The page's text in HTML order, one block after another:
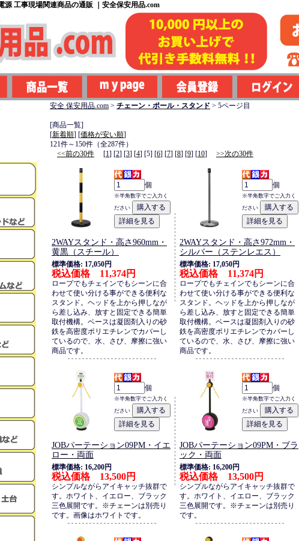
工事現場関連商品の通販 ｜安全保安用品.com
安全 保安用品.com > チェーン・ポール・スタンド > 5ページ目
[商品一覧]
[新着順] [価格が安い順]
121件～150件（全287件）
<<前の30件 [1] [2] [3] [4] [5] [6] [7] [8] [9] [10] >>次の30件
個
※半角数字でご入力く
ださい
2WAYスタンド・高さ960mm・
黄黒（スチール）
標準価格: 17,050円
税込価格 11,374円
ロープでもチェインでもシーンに合
わせて使い分ける事ができる便利な
スタンド。ヘッドを上から押しなが
ら差し込み、放すと固定できる簡単
取付機構。ベースは凝固剤入りの砂
鉄を高密度ポリエチレンでカバーし
ているので、水、さび、摩擦に強い
商品です。
個
※半角数字でご入力く
ださい
2WAYスタンド・高さ972mm・
シルバー（ステンレエス）
標準価格: 17,050円
税込価格 11,374円
ロープでもチェインでもシーンに合
わせて使い分ける事ができる便利な
スタンド。ヘッドを上から押しなが
ら差し込み、放すと固定できる簡単
取付機構。ベースは凝固剤入りの砂
鉄を高密度ポリエチレンでカバーし
ているので、水、さび、摩擦に強い
商品です。
個
※半角数字でご入力く
ださい
JOBパーテーション09PM・イエ
ロー・両面
標準価格: 16,200円
税込価格 13,500円
シンプルながらアイキャッチ抜群で
す。ホワイト、イエロー、ブラック
三色展開です。※チェーンは別売り
です。画像はホワイトです。
個
※半角数字でご入力く
ださい
JOBパーテーション09PM・ブラ
ック・両面
標準価格: 16,200円
税込価格 13,500円
シンプルながらアイキャッチ抜群で
す。ホワイト、イエロー、ブラック
三色展開です。※チェーンは別売り
です。